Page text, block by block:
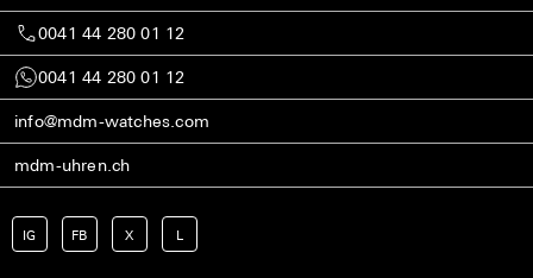
0041 44 280 01 12
0041 44 280 01 12
info@mdm-watches.com
mdm-uhren.ch
IG FB X L